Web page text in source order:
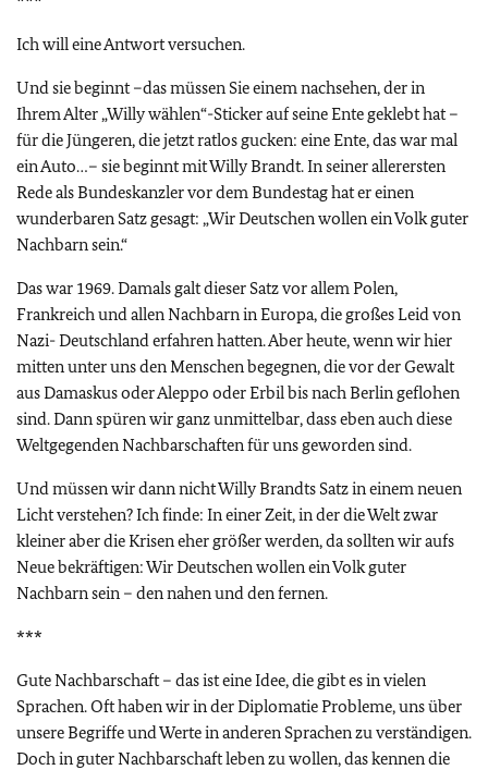
Ich will eine Antwort versuchen.
Und sie beginnt –das müssen Sie einem nachsehen, der in
Ihrem Alter „Willy wählen“-Sticker auf seine Ente geklebt hat –
für die Jüngeren, die jetzt ratlos gucken: eine Ente, das war mal
ein Auto…– sie beginnt mit Willy Brandt. In seiner allerersten
Rede als Bundeskanzler vor dem Bundestag hat er einen
wunderbaren Satz gesagt: „Wir Deutschen wollen ein Volk guter
Nachbarn sein.“
Das war 1969. Damals galt dieser Satz vor allem Polen,
Frankreich und allen Nachbarn in Europa, die großes Leid von
Nazi- Deutschland erfahren hatten. Aber heute, wenn wir hier
mitten unter uns den Menschen begegnen, die vor der Gewalt
aus Damaskus oder Aleppo oder Erbil bis nach Berlin geflohen
sind. Dann spüren wir ganz unmittelbar, dass eben auch diese
Weltgegenden Nachbarschaften für uns geworden sind.
Und müssen wir dann nicht Willy Brandts Satz in einem neuen
Licht verstehen? Ich finde: In einer Zeit, in der die Welt zwar
kleiner aber die Krisen eher größer werden, da sollten wir aufs
Neue bekräftigen: Wir Deutschen wollen ein Volk guter
Nachbarn sein – den nahen und den fernen.
***
Gute Nachbarschaft – das ist eine Idee, die gibt es in vielen
Sprachen. Oft haben wir in der Diplomatie Probleme, uns über
unsere Begriffe und Werte in anderen Sprachen zu verständigen.
Doch in guter Nachbarschaft leben zu wollen, das kennen die